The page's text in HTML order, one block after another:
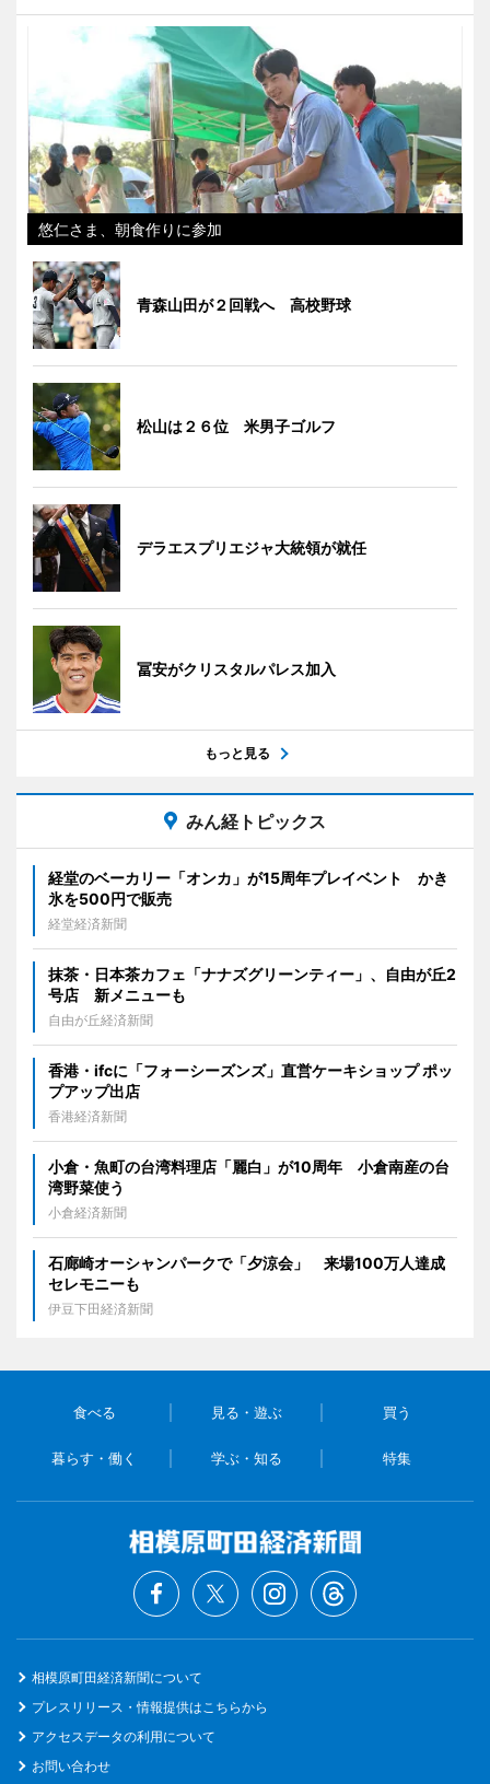
悠仁さま、朝食作りに参加
青森山田が２回戦へ 高校野球
松山は２６位 米男子ゴルフ
デラエスプリエジャ大統領が就任
冨安がクリスタルパレス加入
もっと見る
みん経トピックス
経堂のベーカリー「オンカ」が15周年プレイベント かき
氷を500円で販売
経堂経済新聞
抹茶・日本茶カフェ「ナナズグリーンティー」、自由が丘2
号店 新メニューも
自由が丘経済新聞
香港・ifcに「フォーシーズンズ」直営ケーキショップ ポッ
プアップ出店
香港経済新聞
小倉・魚町の台湾料理店「麗白」が10周年 小倉南産の台
湾野菜使う
小倉経済新聞
石廊崎オーシャンパークで「夕涼会」 来場100万人達成
セレモニーも
伊豆下田経済新聞
食べる 見る・遊ぶ 買う
暮らす・働く 学ぶ・知る 特集
相模原町田経済新聞について
プレスリリース・情報提供はこちらから
アクセスデータの利用について
お問い合わせ